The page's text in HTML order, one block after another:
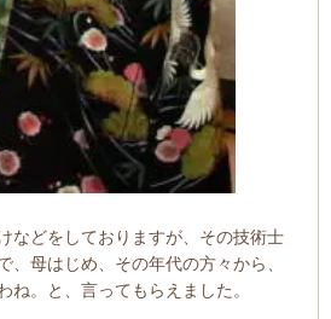
などをしておりますが、その技術士
、母はじめ、その年代の方々から、
ね。と、言ってもらえました。